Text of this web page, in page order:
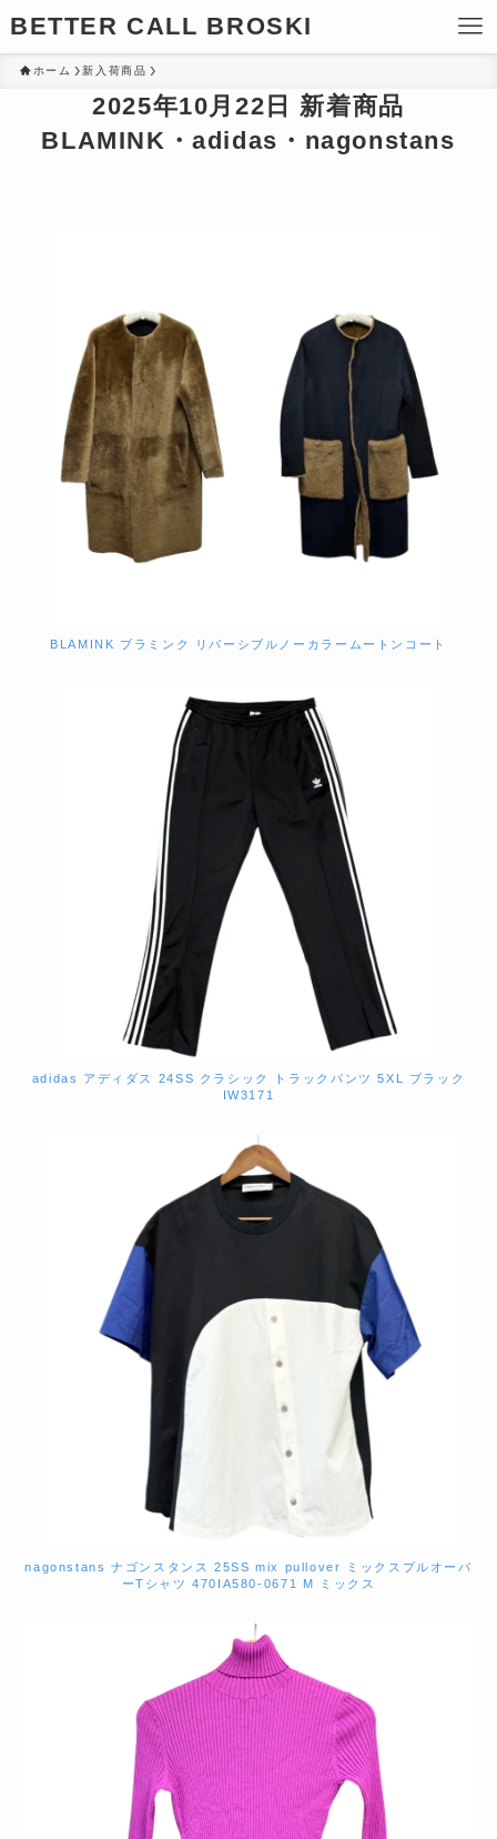
BETTER CALL BROSKI
ホーム 新入荷商品
2025年10月22日 新着商品
BLAMINK・adidas・nagonstans
BLAMINK ブラミンク リバーシブルノーカラームートンコート
adidas アディダス 24SS クラシック トラックパンツ 5XL ブラック
IW3171
nagonstans ナゴンスタンス 25SS mix pullover ミックスプルオーバ
ーTシャツ 470IA580-0671 M ミックス